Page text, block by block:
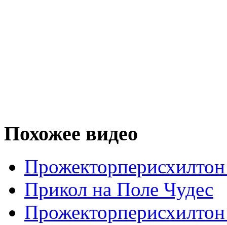
Похожее видео
Прикол на Поле Чудес